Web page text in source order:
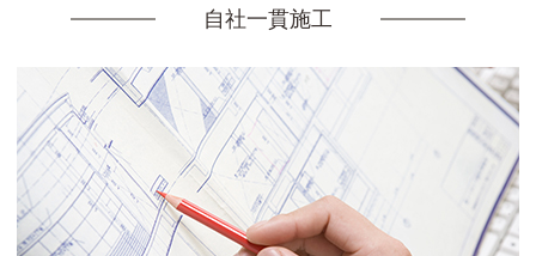
自社一貫施工